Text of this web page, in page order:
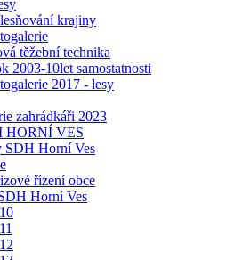
krajiny
těžební technika
2003-10let samostatnosti
2017 - lesy
zahrádkáři 2023
HORNÍ VES
SDH Horní Ves
řízení obce
Horní Ves